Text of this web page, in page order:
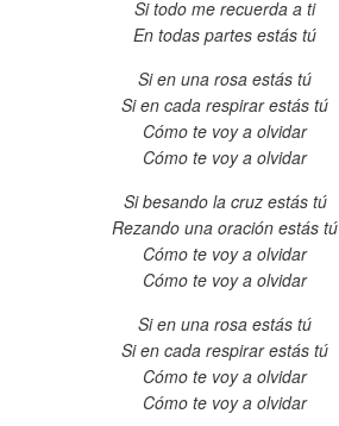
Si todo me recuerda a ti
En todas partes estás tú
Si en una rosa estás tú
Si en cada respirar estás tú
Cómo te voy a olvidar
Cómo te voy a olvidar
Si besando la cruz estás tú
Rezando una oración estás tú
Cómo te voy a olvidar
Cómo te voy a olvidar
Si en una rosa estás tú
Si en cada respirar estás tú
Cómo te voy a olvidar
Cómo te voy a olvidar